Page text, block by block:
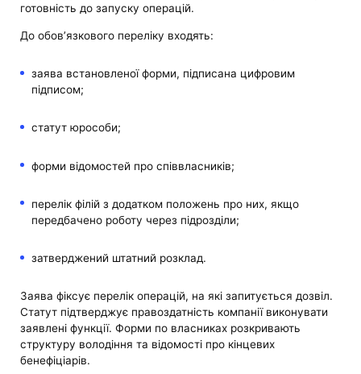
готовність до запуску операцій.
До обов’язкового переліку входять:
заява встановленої форми, підписана цифровим
підписом;
статут юрособи;
форми відомостей про співвласників;
перелік філій з додатком положень про них, якщо
передбачено роботу через підрозділи;
затверджений штатний розклад.
Заява фіксує перелік операцій, на які запитується дозвіл.
Статут підтверджує правоздатність компанії виконувати
заявлені функції. Форми по власниках розкривають
структуру володіння та відомості про кінцевих
бенефіціарів.